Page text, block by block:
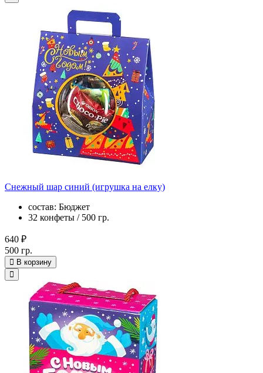
Снежный шар синий (игрушка на елку)
состав: Бюджет
32 конфеты / 500 гр.
640 ₽
500 гр.
В корзину